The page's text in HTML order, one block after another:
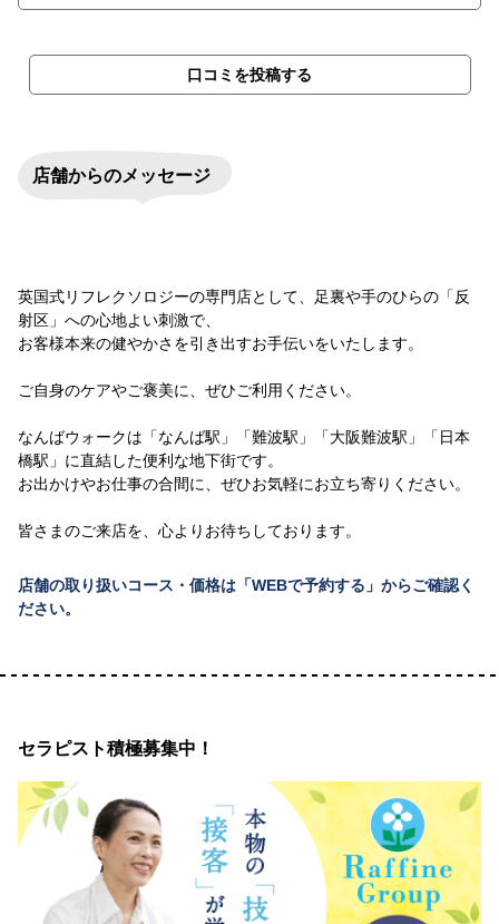
口コミを投稿する
店舗からのメッセージ
英国式リフレクソロジーの専門店として、足裏や手のひらの「反
射区」への心地よい刺激で、
お客様本来の健やかさを引き出すお手伝いをいたします。
ご自身のケアやご褒美に、ぜひご利用ください。
なんばウォークは「なんば駅」「難波駅」「大阪難波駅」「日本
橋駅」に直結した便利な地下街です。
お出かけやお仕事の合間に、ぜひお気軽にお立ち寄りください。
皆さまのご来店を、心よりお待ちしております。
店舗の取り扱いコース・価格は「WEBで予約する」からご確認く
ださい。
セラピスト積極募集中！